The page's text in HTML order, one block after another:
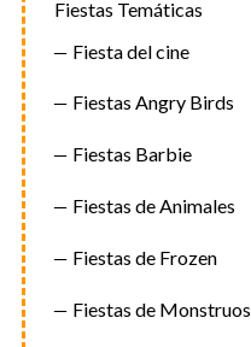
Fiestas Temáticas
Fiesta del cine
Fiestas Angry Birds
Fiestas Barbie
Fiestas de Animales
Fiestas de Frozen
Fiestas de Monstruos